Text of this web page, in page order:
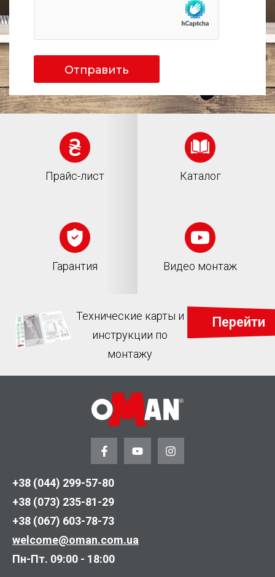
Отправить
Прайс-лист Каталог
Гарантия Видео монтаж
Технические карты и
инструкции по
монтажу
Перейти
+38 (044) 299-57-80
+38 (073) 235-81-29
+38 (067) 603-78-73
welcome@oman.com.ua
Пн-Пт. 09:00 - 18:00